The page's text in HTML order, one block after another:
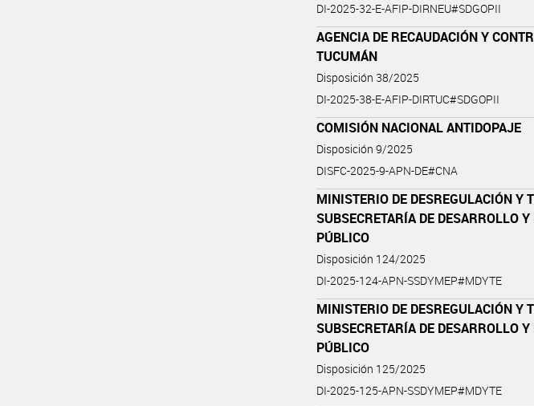
DI-2025-32-E-AFIP-DIRNEU#SDGOPII
AGENCIA DE RECAUDACIÓN Y
TUCUMÁN
Disposición 38/2025
DI-2025-38-E-AFIP-DIRTUC#SDGOPII
COMISIÓN NACIONAL ANTIDOPAJE
Disposición 9/2025
DISFC-2025-9-APN-DE#CNA
MINISTERIO DE DESREGULACIÓN Y
SUBSECRETARÍA DE DESARROLLO
PÚBLICO
Disposición 124/2025
DI-2025-124-APN-SSDYMEP#MDYTE
MINISTERIO DE DESREGULACIÓN Y
SUBSECRETARÍA DE DESARROLLO
PÚBLICO
Disposición 125/2025
DI-2025-125-APN-SSDYMEP#MDYTE